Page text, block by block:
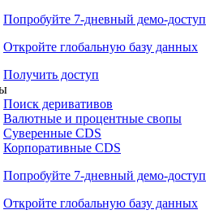
Попробуйте 7-дневный демо-доступ
Откройте глобальную базу данных
Получить доступ
Поиск деривативов
Валютные и процентные свопы
Суверенные CDS
Корпоративные CDS
Попробуйте 7-дневный демо-доступ
Откройте глобальную базу данных